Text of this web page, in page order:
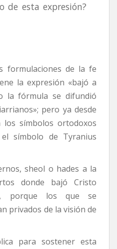
de esta expresión?
formulaciones de la fe
la expresión «bajó a
la fórmula se difundió
pero ya desde
símbolos ortodoxos
símbolo de Tyranius
sheol o hades a la
donde bajó Cristo
porque los que se
privados de la visión de
para sostener esta